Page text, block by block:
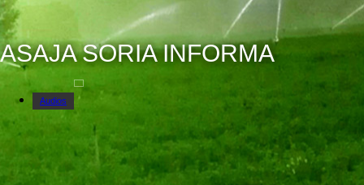
ASAJA SORIA INFORMA
Audios